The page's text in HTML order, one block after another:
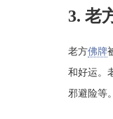
3. 老
老方佛牌
和好运。
邪避险等。